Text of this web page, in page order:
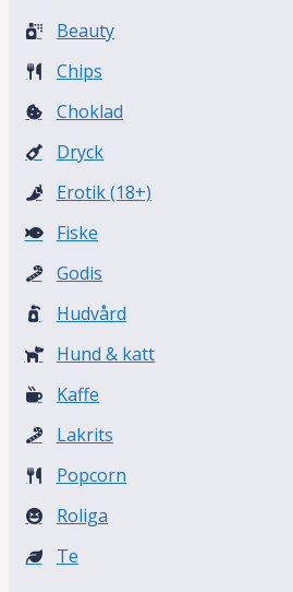
Beauty
Chips
Choklad
Dryck
Erotik (18+)
Fiske
Godis
Hudvård
Hund & katt
Kaffe
Lakrits
Popcorn
Roliga
Te